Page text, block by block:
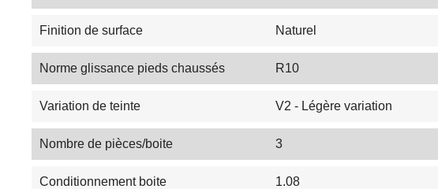
Finition de surface Naturel
Norme glissance pieds chaussés R10
Variation de teinte V2 - Légère variation
Nombre de pièces/boite 3
Conditionnement boite 1.08